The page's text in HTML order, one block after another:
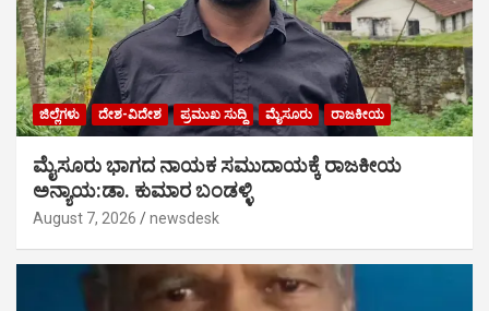
ಜಿಲ್ಲೆಗಳು ದೇಶ-ವಿದೇಶ ಪ್ರಮುಖ ಸುದ್ದಿ ಮೈಸೂರು ರಾಜಕೀಯ
ಮೈಸೂರು ಭಾಗದ ನಾಯಕ ಸಮುದಾಯಕ್ಕೆ ರಾಜಕೀಯ
ಅನ್ಯಾಯ:ಡಾ. ಕುಮಾರ ಬಂಡಳ್ಳಿ
August 7, 2026 newsdesk